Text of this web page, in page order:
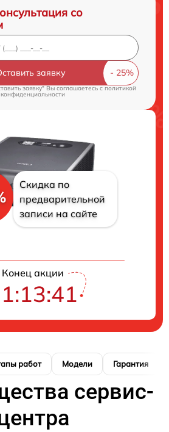
со
заявку
заявку" Вы соглашаетесь cполитикой
конфиденциальности
Скидка по
предварительной
записи на сайте
Конец акции
работ Модели Гарантия
сервис-